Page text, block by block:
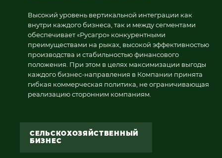
Высокий уровень вертикальной интеграции как
внутри каждого бизнеса, так и между сегментами
обеспечивает «Русагро» конкурентными
преимуществами на рыках, высокой эффективностью
производства и стабильностью финансового
положения. При этом в целях максимизации выгоды
каждого бизнес-направления в Компании принята
гибкая коммерческая политика, не ограничивающая
реализацию сторонним компаниям.
СЕЛЬСКОХОЗЯЙСТВЕННЫЙ
БИЗНЕС